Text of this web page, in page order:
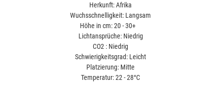
Herkunft: Afrika
Wuchsschnelligkeit: Langsam
Höhe in cm: 20 - 30+
Lichtansprüche: Niedrig
CO2 : Niedrig
Schwierigkeitsgrad: Leicht
Platzierung: Mitte
Temperatur: 22 - 28°C